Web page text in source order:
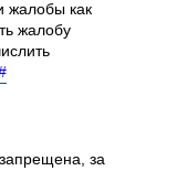
жалобы как
жалобу
за